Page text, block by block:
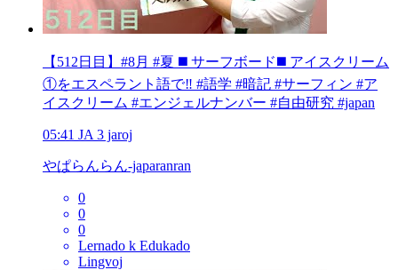
【512日目】#8月 #夏 ◼️ サーフボード◼️ アイスクリーム
①をエスペラント語で‼️ #語学 #暗記 #サーフィン #ア
イスクリーム #エンジェルナンバー #自由研究 #japan
05:41 JA 3 jaroj
やぱらんらん-japaranran
0
0
0
Lernado k Edukado
Lingvoj